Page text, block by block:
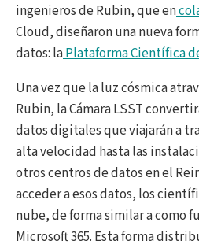
ingenieros de Rubin, que en
Cloud, diseñaron una nueva
datos: laPlataforma Científica
Una vez que la luz cósmica
Rubin, la Cámara LSST
datos digitales que viajarán a
alta velocidad hasta las
otros centros de datos en el
acceder a esos datos, los
nube, de forma similar a como
Microsoft 365. Esta forma